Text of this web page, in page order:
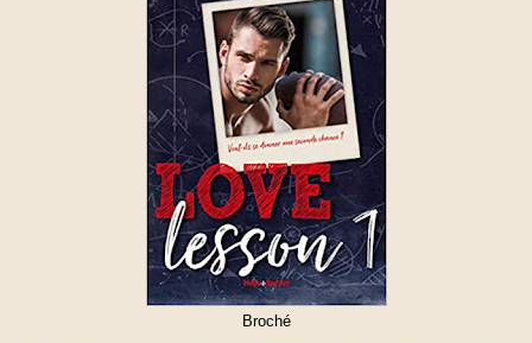
Broché